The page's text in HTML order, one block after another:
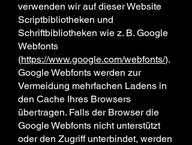
verwenden wir auf dieser Website
Scriptbibliotheken und
Schriftbibliotheken wie z. B. Google
Webfonts
(https://www.google.com/webfonts/).
Google Webfonts werden zur
Vermeidung mehrfachen Ladens in
den Cache Ihres Browsers
übertragen. Falls der Browser die
Google Webfonts nicht unterstützt
oder den Zugriff unterbindet, werden